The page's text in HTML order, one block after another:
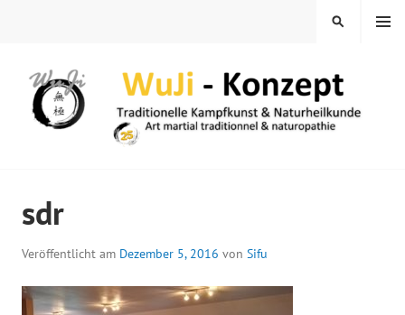
MENÜ
SUCHEN
sdr
Veröffentlicht am Dezember 5, 2016 von Sifu